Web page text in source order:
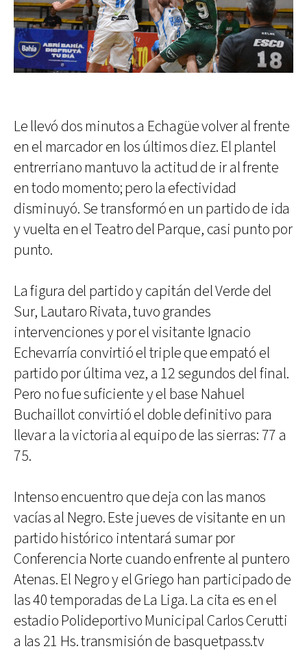
Le llevó dos minutos a Echagüe volver al frente
en el marcador en los últimos diez. El plantel
entrerriano mantuvo la actitud de ir al frente
en todo momento; pero la efectividad
disminuyó. Se transformó en un partido de ida
y vuelta en el Teatro del Parque, casi punto por
punto.
La figura del partido y capitán del Verde del
Sur, Lautaro Rivata, tuvo grandes
intervenciones y por el visitante Ignacio
Echevarría convirtió el triple que empató el
partido por última vez, a 12 segundos del final.
Pero no fue suficiente y el base Nahuel
Buchaillot convirtió el doble definitivo para
llevar a la victoria al equipo de las sierras: 77 a
75.
Intenso encuentro que deja con las manos
vacías al Negro. Este jueves de visitante en un
partido histórico intentará sumar por
Conferencia Norte cuando enfrente al puntero
Atenas. El Negro y el Griego han participado de
las 40 temporadas de La Liga. La cita es en el
estadio Polideportivo Municipal Carlos Cerutti
a las 21 Hs. transmisión de basquetpass.tv